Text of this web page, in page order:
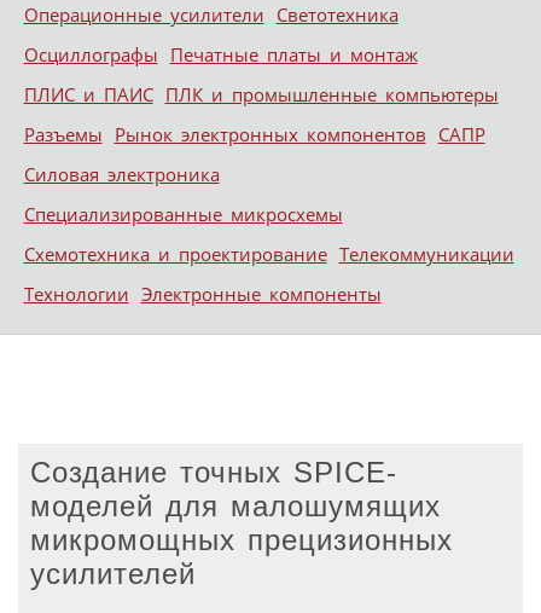
Операционные усилители Светотехника
Осциллографы Печатные платы и монтаж
ПЛИС и ПАИС ПЛК и промышленные компьютеры
Разъемы Рынок электронных компонентов САПР
Силовая электроника
Специализированные микросхемы
Схемотехника и проектирование Телекоммуникации
Технологии Электронные компоненты
Создание точных SPICE-
моделей для малошумящих
микромощных прецизионных
усилителей